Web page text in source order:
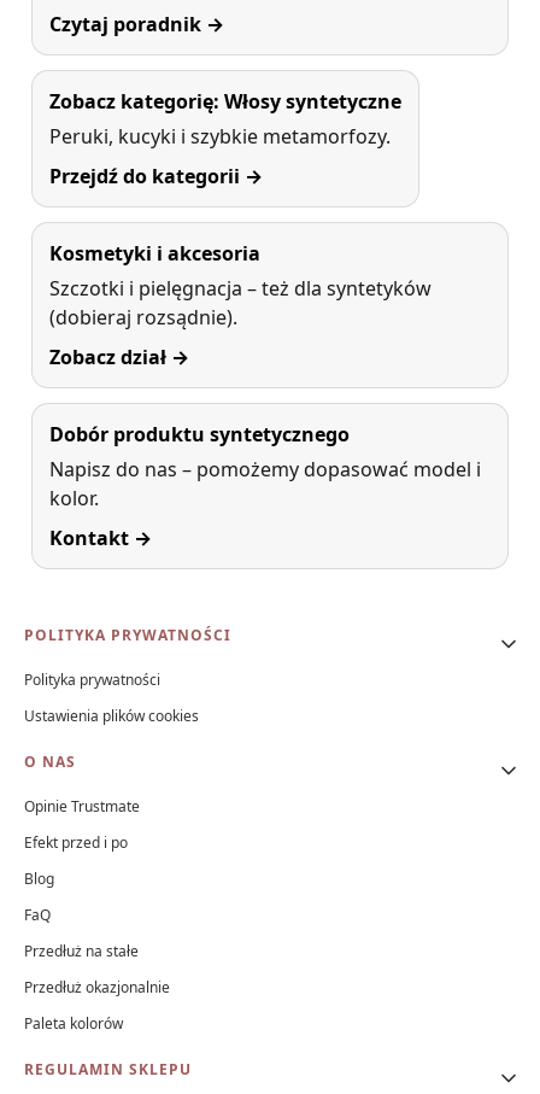
Czytaj poradnik →
Zobacz kategorię: Włosy syntetyczne
Peruki, kucyki i szybkie metamorfozy.
Przejdź do kategorii →
Kosmetyki i akcesoria
Szczotki i pielęgnacja – też dla syntetyków
(dobieraj rozsądnie).
Zobacz dział →
Dobór produktu syntetycznego
Napisz do nas – pomożemy dopasować model i
kolor.
Kontakt →
Linki w stopce
POLITYKA PRYWATNOŚCI
Polityka prywatności
Ustawienia plików cookies
O NAS
Opinie Trustmate
Efekt przed i po
Blog
FaQ
Przedłuż na stałe
Przedłuż okazjonalnie
Paleta kolorów
REGULAMIN SKLEPU